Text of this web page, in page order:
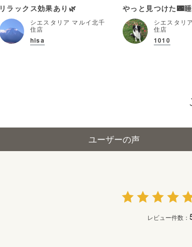
リラックス効果あり🌿
シエスタリア マルイ北千
住店
hisa
やっと見つけた🌃
シエスタリ
住店
1010
ユーザーの声
レビュー件数：